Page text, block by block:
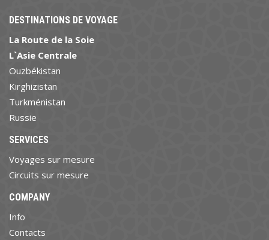
DESTINATIONS DE VOYAGE
La Route de la Soie
L`Asie Centrale
Ouzbékistan
Kirghizistan
Turkménistan
Russie
SERVICES
Voyages sur mesure
Circuits sur mesure
COMPANY
Info
Contacts